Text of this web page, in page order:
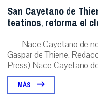
San Cayetano de
teatinos, reforma el
Nace Cayetano de
Gaspar de Thiene.
Press) Nace Cayetano
MÁS